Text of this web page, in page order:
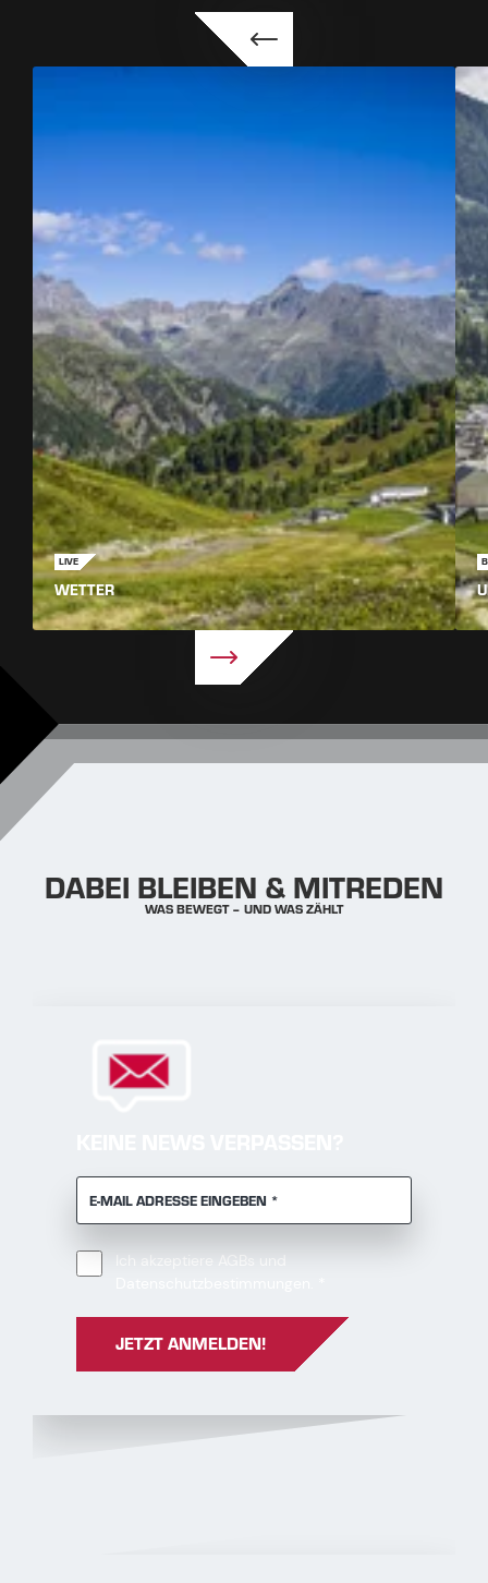
LIVE
WETTER
DABEI BLEIBEN & MITREDEN
WAS BEWEGT – UND WAS ZÄHLT
E-MAIL ADRESSE EINGEBEN *
Ich akzeptiere AGBs und ​​​​​​​
JETZT ANMELDEN!